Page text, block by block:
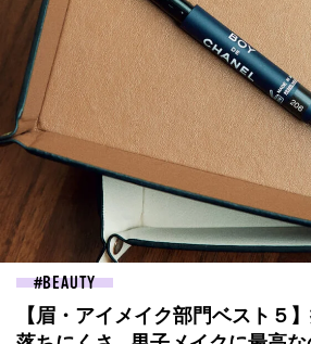
BEAUTY
【眉・アイメイク部門ベスト５